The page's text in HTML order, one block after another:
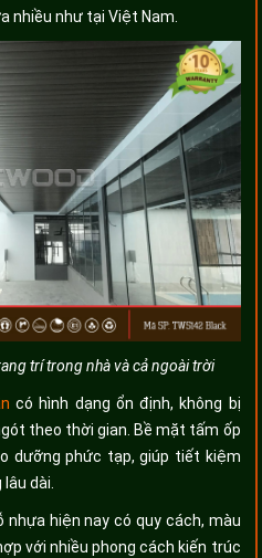
nhiều như tại Việt Nam.
trí trong nhà và cả ngoài trời
có hình dạng ổn định, không bị
theo thời gian. Bề mặt tấm ốp
dưỡng phức tạp, giúp tiết kiệm
dài.
hiện nay có quy cách, màu
với nhiều phong cách kiến trúc